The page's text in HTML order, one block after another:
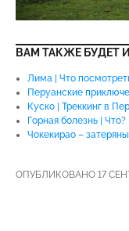
ВАМ ТАКЖЕ БУДЕТ
Лима | Что
Перуанские
Куско | Треккинг в
Горная болезнь |
Чокекирао –
ОПУБЛИКОВАНО 17